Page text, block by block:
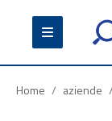
Partita
Iva
Codice
Fiscale
Home / aziende /